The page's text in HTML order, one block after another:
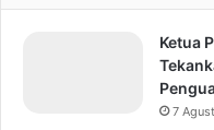
Ketua
7